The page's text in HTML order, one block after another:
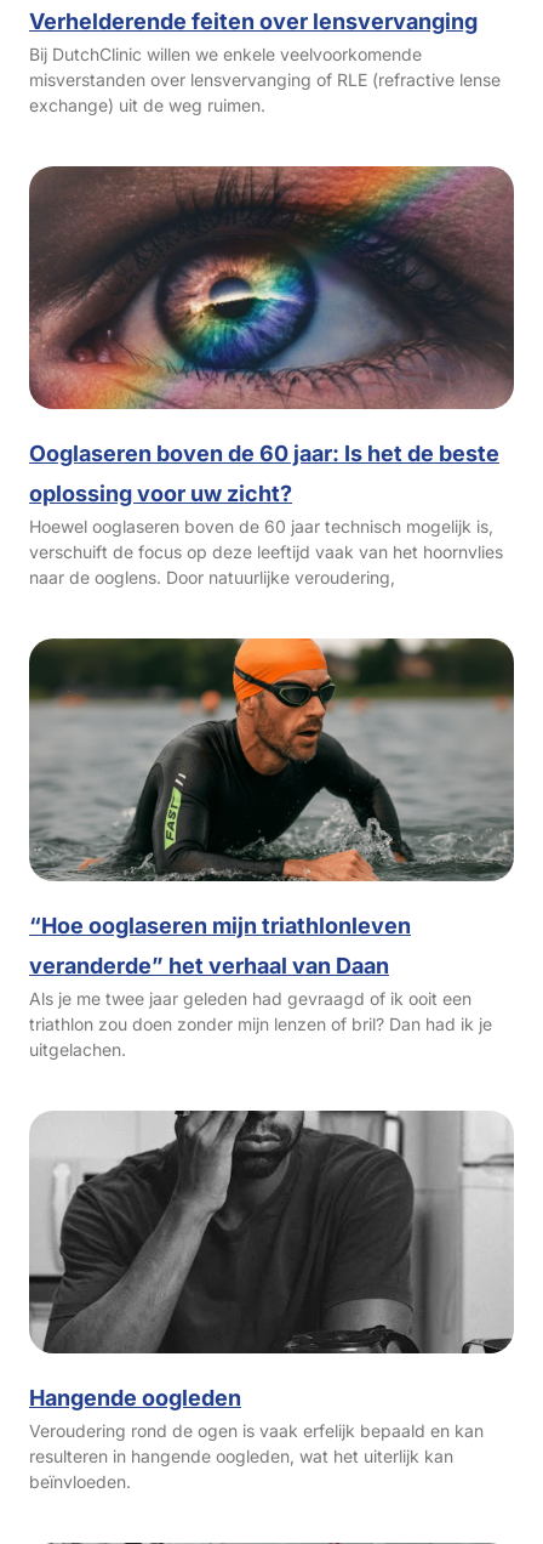
Verhelderende feiten over lensvervanging
Bij DutchClinic willen we enkele veelvoorkomende
misverstanden over lensvervanging of RLE (refractive lense
exchange) uit de weg ruimen.
Ooglaseren boven de 60 jaar: Is het de beste
oplossing voor uw zicht?
Hoewel ooglaseren boven de 60 jaar technisch mogelijk is,
verschuift de focus op deze leeftijd vaak van het hoornvlies
naar de ooglens. Door natuurlijke veroudering,
“Hoe ooglaseren mijn triathlonleven
veranderde” het verhaal van Daan
Als je me twee jaar geleden had gevraagd of ik ooit een
triathlon zou doen zonder mijn lenzen of bril? Dan had ik je
uitgelachen.
Hangende oogleden
Veroudering rond de ogen is vaak erfelijk bepaald en kan
resulteren in hangende oogleden, wat het uiterlijk kan
beïnvloeden.